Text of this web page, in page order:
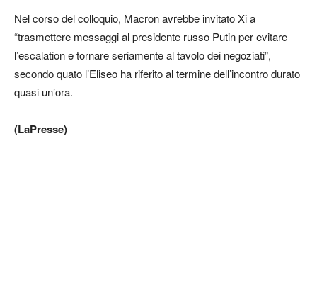
Nel corso del colloquio, Macron avrebbe invitato Xi a
“trasmettere messaggi al presidente russo Putin per evitare
l’escalation e tornare seriamente al tavolo dei negoziati”,
secondo quato l’Eliseo ha riferito al termine dell’incontro durato
quasi un’ora.
(LaPresse)